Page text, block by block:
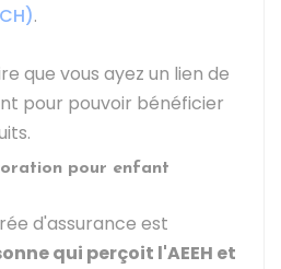
.
que vous ayez un lien de
pour pouvoir bénéficier
pour enfant
d'assurance est
qui perçoit l'AEEH et